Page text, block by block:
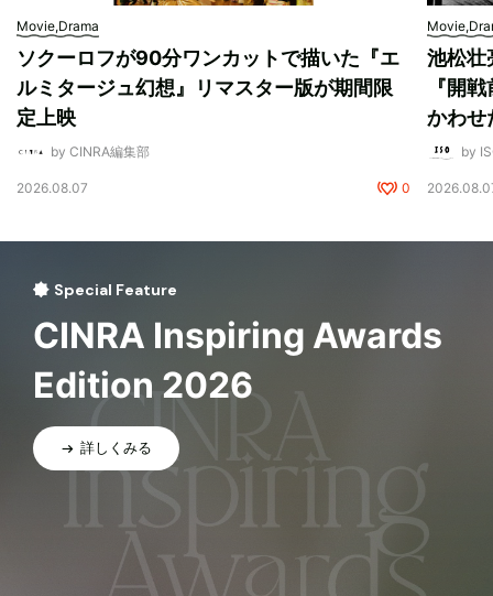
Movie,Drama
ソクーロフが90分ワンカットで描いた『エ
ルミタージュ幻想』リマスター版が期間限
定上映
by CINRA編集部
2026.08.07 0
池松壮
『開
かわせ
by
Special Feature
CINRA Inspiring Awards
Edition 2026
詳しくみる